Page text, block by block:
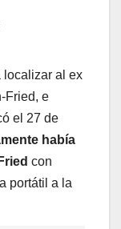
localizar al ex
Fried, e
el 27 de
había
con
portátil a la